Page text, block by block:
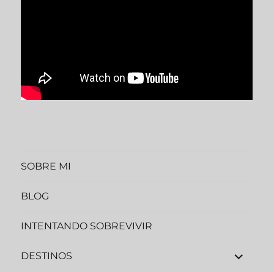
SOBRE MI
BLOG
INTENTANDO SOBREVIVIR
DESTINOS